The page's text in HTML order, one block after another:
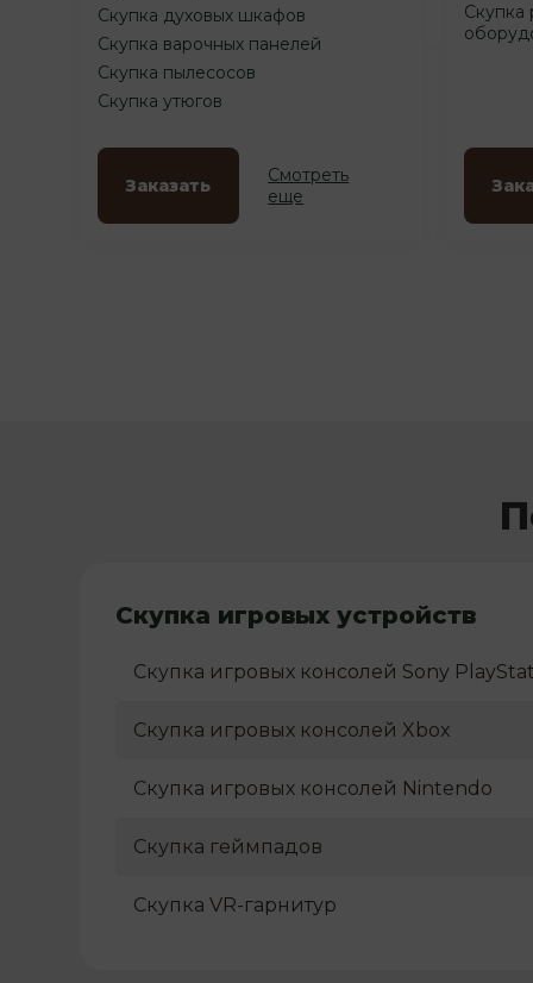
Скупка духовых шкафов
Скупка варочных панелей
Скупка пылесосов
Скупка утюгов
Заказать
Смотреть
еще
Скупка
Скупка игровых устройств
Скупка игровых консолей Sony
Скупка игровых консолей Xbox
Скупка игровых консолей Nintendo
Скупка геймпадов
Скупка VR-гарнитур